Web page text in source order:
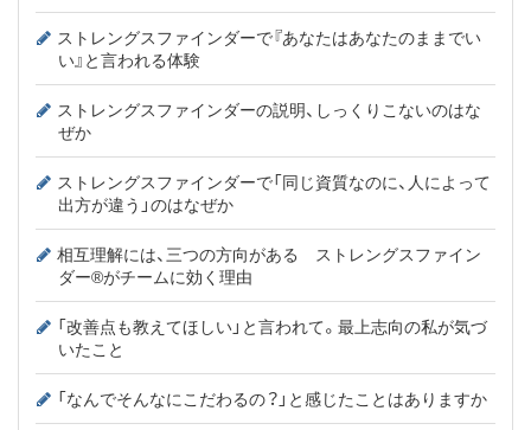
ストレングスファインダーで『あなたはあなたのままでい
い』と言われる体験
ストレングスファインダーの説明、しっくりこないのはな
ぜか
ストレングスファインダーで「同じ資質なのに、人によって
出方が違う」のはなぜか
相互理解には、三つの方向がある ストレングスファイン
ダー®がチームに効く理由
「改善点も教えてほしい」と言われて。最上志向の私が気づ
いたこと
「なんでそんなにこだわるの？」と感じたことはありますか